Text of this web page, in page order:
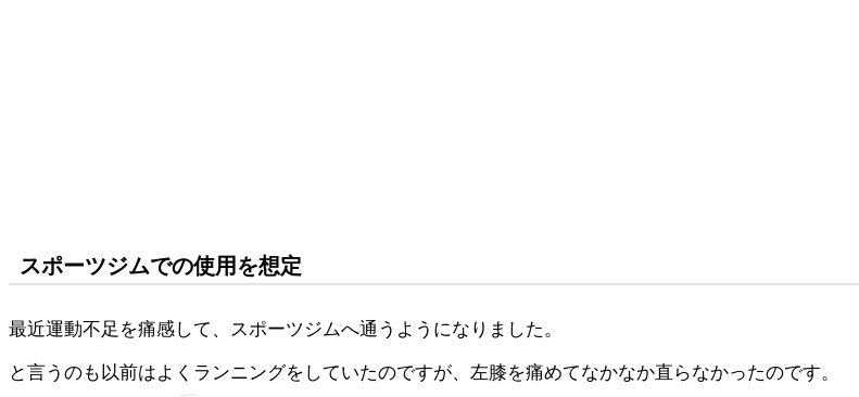
スポーツジムでの使用を想定
最近運動不足を痛感して、スポーツジムへ通うようになりました。
と言うのも以前はよくランニングをしていたのですが、左膝を痛めてなかなか直らなかったのです。